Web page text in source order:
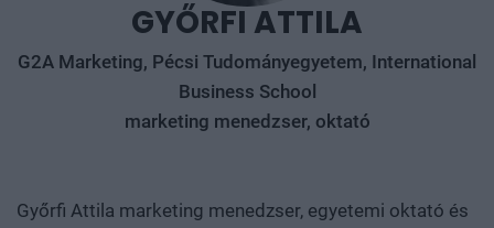
GYŐRFI ATTILA
G2A Marketing, Pécsi Tudományegyetem, International
Business School
marketing menedzser, oktató
Győrfi Attila marketing menedzser, egyetemi oktató és